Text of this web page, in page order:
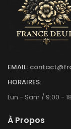
EMAIL:
HORAIRES:
Lun - Sam / 9:00 -
À Propos